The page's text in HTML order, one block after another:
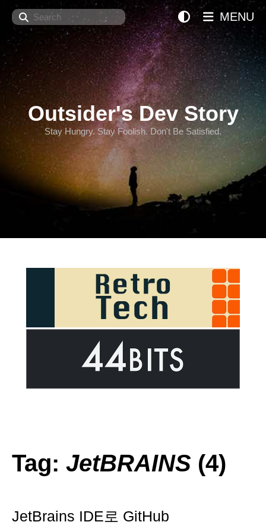
Search
Outsider's Dev Story
Stay Hungry. Stay Foolish. Don't Be Satisfied.
MENU
Tag: JetBRAINS (4)
JetBrains IDE로 GitHub